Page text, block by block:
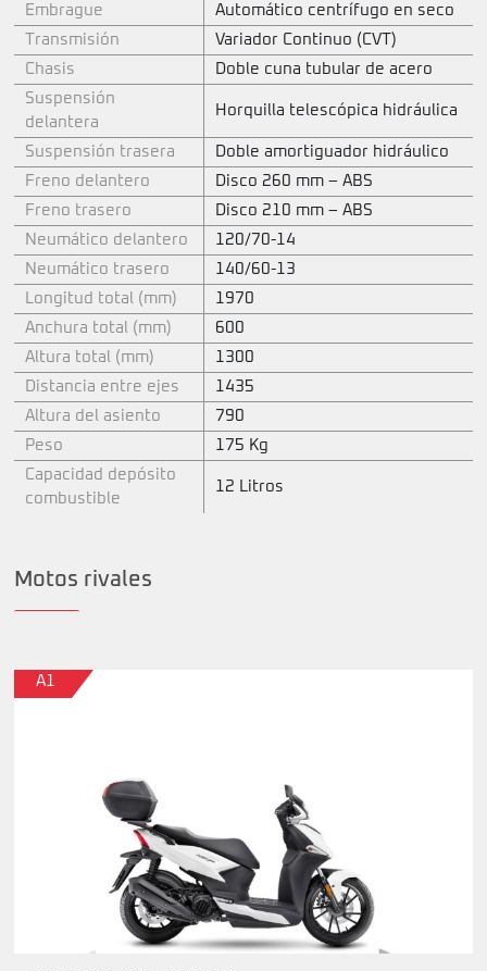
Embrague
Automático centrífugo en seco
Transmisión
Variador Continuo (CVT)
Chasis
Doble cuna tubular de acero
Suspensión
delantera
Horquilla telescópica hidráulica
Suspensión trasera
Doble amortiguador hidráulico
Freno delantero
Disco 260 mm – ABS
Freno trasero
Disco 210 mm – ABS
Neumático delantero
120/70-14
Neumático trasero
140/60-13
Longitud total (mm)
1970
Anchura total (mm)
600
Altura total (mm)
1300
Distancia entre ejes
1435
Altura del asiento
790
Peso
175 Kg
Capacidad depósito
combustible
12 Litros
Motos rivales
A1